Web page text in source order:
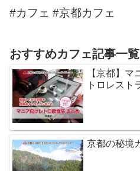
#カフェ #京都カフェ
おすすめカフェ記事一覧
【京都】マ
トロレスト
京都の秘境